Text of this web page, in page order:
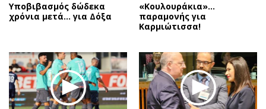
Υποβιβασμός δώδεκα
χρόνια μετά... για Δόξα
«Κουλουράκια»…
παραμονής για
Καρμιώτισσα!